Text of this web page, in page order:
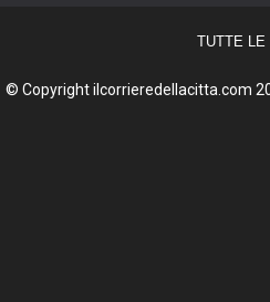
TUTTE LE
© Copyright ilcorrieredellacitta.com